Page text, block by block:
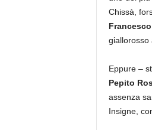
Chissà,
giallorosso
Eppure –
Pepito
assenza
Insigne,